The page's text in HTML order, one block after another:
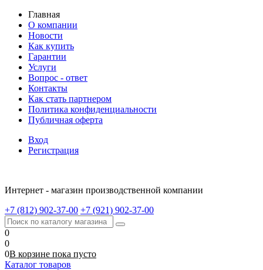
Главная
О компании
Новости
Как купить
Гарантии
Услуги
Вопрос - ответ
Контакты
Как стать партнером
Политика конфиденциальности
Публичная оферта
Вход
Регистрация
Интернет - магазин производственной компании
+7 (812) 902-37-00 +7 (921) 902-37-00
0
0
0В корзине пока пусто
Каталог товаров